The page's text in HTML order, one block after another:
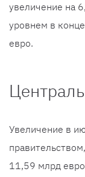
увеличение на
уровнем в
евро.
Увеличение в
11,59 млрд